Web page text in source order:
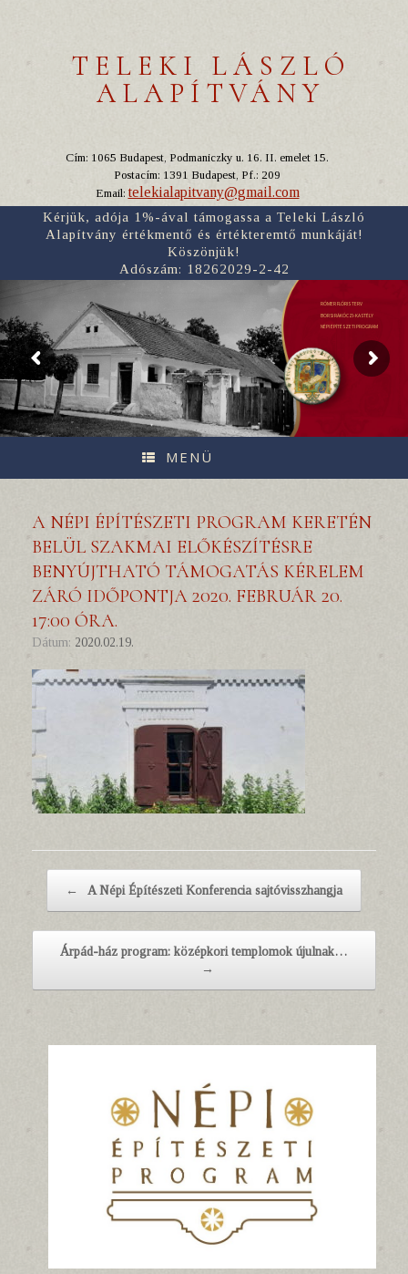
TELEKI LÁSZLÓ
ALAPÍTVÁNY
Cím: 1065 Budapest, Podmaniczky u. 16. II. emelet 15.
Postacím: 1391 Budapest, Pf.: 209
Email:telekialapitvany@gmail.com
Kérjük, adója 1%-ával támogassa a Teleki László
Alapítvány értékmentő és értékteremtő munkáját!
Köszönjük!
Adószám: 18262029-2-42
RÓMER FLÓRIS TERV
BORSI RÁKÓCZI-KASTÉLY
NÉPI ÉPÍTÉSZETI PROGRAM
MENÜ
A NÉPI ÉPÍTÉSZETI PROGRAM KERETÉN
BELÜL SZAKMAI ELŐKÉSZÍTÉSRE
BENYÚJTHATÓ TÁMOGATÁS KÉRELEM
ZÁRÓ IDŐPONTJA 2020. FEBRUÁR 20.
17:00 ÓRA.
Dátum: 2020.02.19.
←
A Népi Építészeti Konferencia sajtóvisszhangja
Árpád-ház program: középkori templomok újulnak…
→